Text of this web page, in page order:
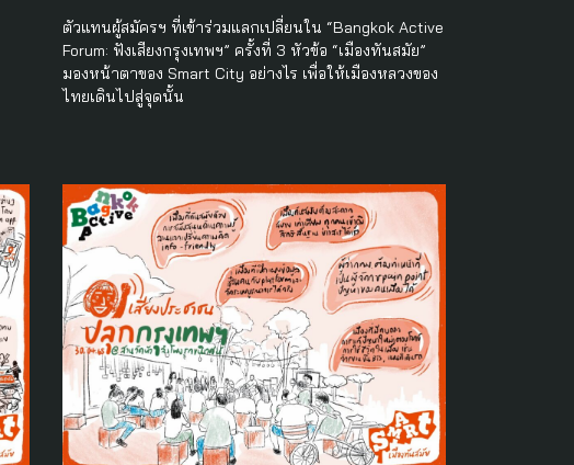
ตัวแทนผู้สมัครฯ ที่เข้าร่วมแลกเปลี่ยนใน “Bangkok Active
Forum: ฟังเสียงกรุงเทพฯ” ครั้งที่ 3 หัวข้อ “เมืองทันสมัย”
มองหน้าตาของ Smart City อย่างไร เพื่อให้เมืองหลวงของ
ไทยเดินไปสู่จุดนั้น